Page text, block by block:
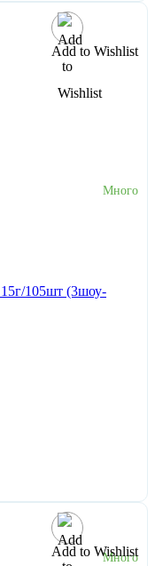
Add to Wishlist
Много
105шт (3шоу-
Add to Wishlist
Много